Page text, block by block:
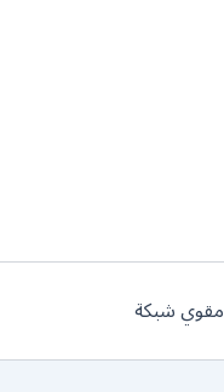
مقوي شبكة